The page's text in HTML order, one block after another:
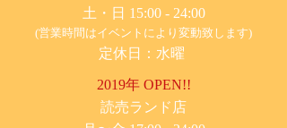
土・日 15:00 - 24:00
(営業時間はイベントにより変動致します)
定休日：水曜
2019年 OPEN!!
​読売ランド店